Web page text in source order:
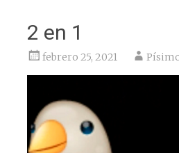
2 en 1
febrero 25, 2021